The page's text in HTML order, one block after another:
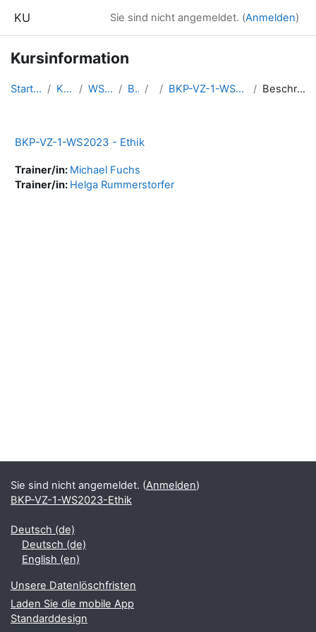
KU Sie sind nicht angemeldet. (Anmelden)
Kursinformation
Startseite Kurse WS2023 BKP 1 BKP-VZ-1-WS2023-Ethik Beschreibung
BKP-VZ-1-WS2023 - Ethik
Trainer/in: Michael Fuchs
Trainer/in: Helga Rummerstorfer
Sie sind nicht angemeldet. (Anmelden)
BKP-VZ-1-WS2023-Ethik
Deutsch ‎(de)‎
Deutsch ‎(de)‎
English ‎(en)‎
Unsere Datenlöschfristen
Laden Sie die mobile App
Standarddesign